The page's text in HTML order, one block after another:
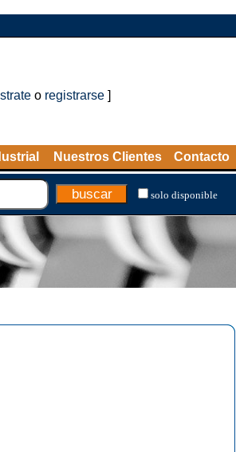
o registrarse]
Nuestros Clientes Contacto
solo disponible